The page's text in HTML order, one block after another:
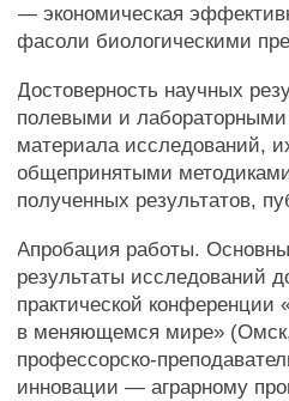
— экономическая
фасоли биологическими
Достоверность научных
полевыми и
материала исследований,
общепринятыми
полученных результатов,
Апробация работы.
результаты исследований
практической конференции
в меняющемся мире»
профессорско-
инновации — аграрному